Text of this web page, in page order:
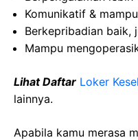
Komunikatif &
Berkepribadian baik,
Mampu
Lihat Daftar Loker
lainnya.
Apabila kamu merasa